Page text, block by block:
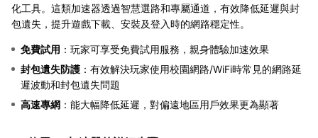
化工具。這類加速器透過智慧選路和專屬通道，有效降低延遲與封
包遺失，提升遊戲下載、安裝及登入時的網路穩定性。
免費試用 ：玩家可享受免費試用服務，親身體驗加速效果
封包遺失防護 ：有效解決玩家使用校園網路/WiFi時常見的網路延
遲波動和封包遺失問題
高速專網 ：能大幅降低延遲，對偏遠地區用戶效果更為顯著